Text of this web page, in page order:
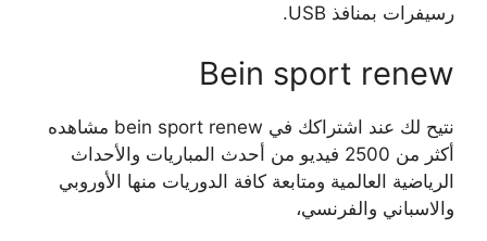
رسيفرات بمنافذ USB.
Bein sport renew
نتيح لك عند اشتراكك في bein sport renew مشاهده
أكثر من 2500 فيديو من أحدث المباريات والأحداث
الرياضية العالمية ومتابعة كافة الدوريات منها الأوروبي
والاسباني والفرنسي،